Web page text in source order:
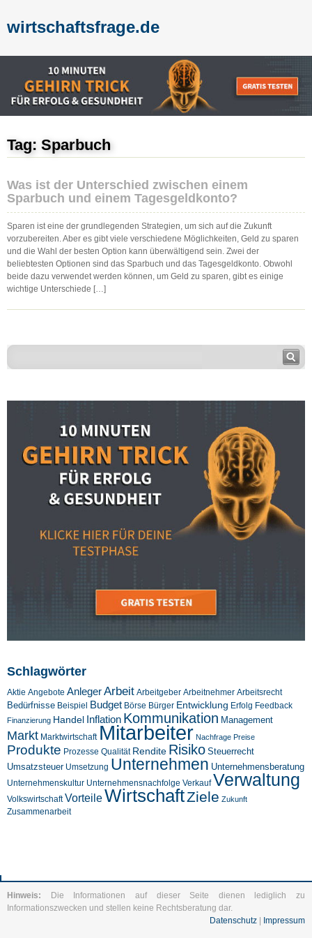
wirtschaftsfrage.de
Tag: Sparbuch
Was ist der Unterschied zwischen einem
Sparbuch und einem Tagesgeldkonto?
Sparen ist eine der grundlegenden Strategien, um sich auf die Zukunft
vorzubereiten. Aber es gibt viele verschiedene Möglichkeiten, Geld zu sparen
und die Wahl der besten Option kann überwältigend sein. Zwei der
beliebtesten Optionen sind das Sparbuch und das Tagesgeldkonto. Obwohl
beide dazu verwendet werden können, um Geld zu sparen, gibt es einige
wichtige Unterschiede […]
Schlagwörter
Aktie Angebote AnlegerArbeit Arbeitgeber Arbeitnehmer Arbeitsrecht
Bedürfnisse Beispiel Budget Börse Bürger Entwicklung Erfolg Feedback
Finanzierung Handel Inflation Kommunikation Management
Markt Marktwirtschaft Mitarbeiter Nachfrage Preise
Produkte Prozesse Qualität Rendite Risiko Steuerrecht
Umsatzsteuer Umsetzung Unternehmen Unternehmensberatung
Unternehmenskultur Unternehmensnachfolge Verkauf Verwaltung
Volkswirtschaft VorteileWirtschaftZiele Zukunft
Zusammenarbeit
Hinweis: Die Informationen auf dieser Seite dienen lediglich zu
Informationszwecken und stellen keine Rechtsberatung dar.
Datenschutz
Impressum